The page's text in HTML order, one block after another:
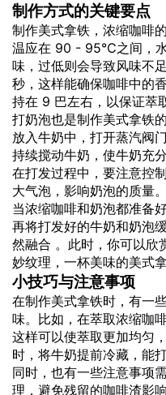
制作方式的关键要点
制作美式拿铁，浓缩咖啡
温应在 90 - 95℃之间，
味，过低则会导致风味不
秒，这样能确保咖啡中的
持在 9 巴左右，以保证萃
打奶泡也是制作美式拿铁
放入牛奶中，打开蒸汽阀
持续搅动牛奶，使牛奶充
在打发过程中，要注意控
大气泡，影响奶泡的质量。
当浓缩咖啡和奶泡都准备
再将打发好的牛奶和奶泡
然融合 。此时，你可以欣
妙纹理，一杯美味的美式
小技巧与注意事项
在制作美式拿铁时，有一
味。比如，在萃取浓缩咖
这样可以使萃取更加均匀
时，将牛奶提前冷藏，能
同时，也有一些注意事项
理，避免残留的咖啡渣影